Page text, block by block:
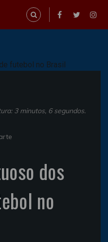
3 minutos, 6 segundos.
dos
no